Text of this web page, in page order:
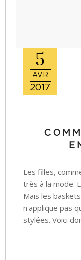
5
AVR
2017
Les filles,
très à la mode.
Mais les
n'applique pas
stylées. Voici